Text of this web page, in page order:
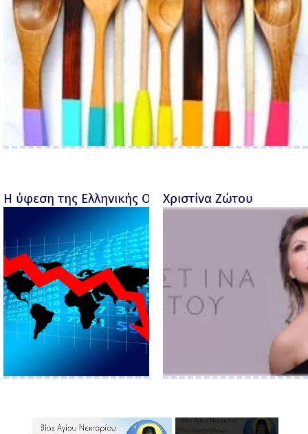
Η ύφεση της Ελληνικής Οικονομίας - Ροσέτος
Χριστίνα Ζώτου